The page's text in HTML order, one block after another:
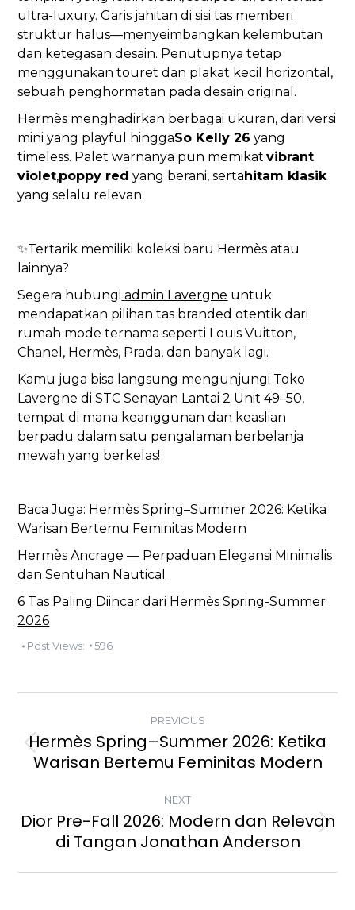
ultra-luxury. Garis jahitan di sisi tas memberi
struktur halus—menyeimbangkan kelembutan
dan ketegasan desain. Penutupnya tetap
menggunakan touret dan plakat kecil horizontal,
sebuah penghormatan pada desain original.
Hermès menghadirkan berbagai ukuran, dari versi
mini yang playful hinggaSo Kelly 26 yang
timeless. Palet warnanya pun memikat:vibrant
violet,poppy red yang berani, sertahitam klasik
yang selalu relevan.
✨Tertarik memiliki koleksi baru Hermès atau
lainnya?
Segera hubungi admin Lavergne untuk
mendapatkan pilihan tas branded otentik dari
rumah mode ternama seperti Louis Vuitton,
Chanel, Hermès, Prada, dan banyak lagi.
Kamu juga bisa langsung mengunjungi Toko
Lavergne di STC Senayan Lantai 2 Unit 49–50,
tempat di mana keanggunan dan keaslian
berpadu dalam satu pengalaman berbelanja
mewah yang berkelas!
Baca Juga: Hermès Spring–Summer 2026: Ketika
Warisan Bertemu Feminitas Modern
Hermès Ancrage — Perpaduan Elegansi Minimalis
dan Sentuhan Nautical
6 Tas Paling Diincar dari Hermès Spring-Summer
2026
Post Views: 596
NAVIGATION
PREVIOUS
Previous
post:
Hermès Spring–Summer 2026: Ketika
Warisan Bertemu Feminitas Modern
NEXT
Next
post:
Dior Pre-Fall 2026: Modern dan Relevan
di Tangan Jonathan Anderson